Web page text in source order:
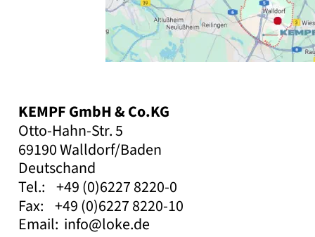
KEMPF GmbH & Co.KG
Otto-Hahn-Str. 5
69190 Walldorf/Baden
Deutschand
Tel.:    +49 (0)6227 8220-0
Fax:    +49 (0)6227 8220-10
Email:  info@loke.de